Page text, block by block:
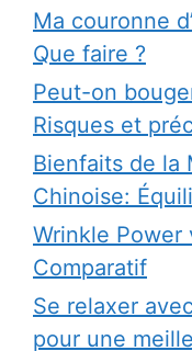
Ma couronne
Que faire ?
Peut-on
Risques et
Bienfaits de la
Chinoise:
Wrinkle Power
Comparatif
Se relaxer
pour une